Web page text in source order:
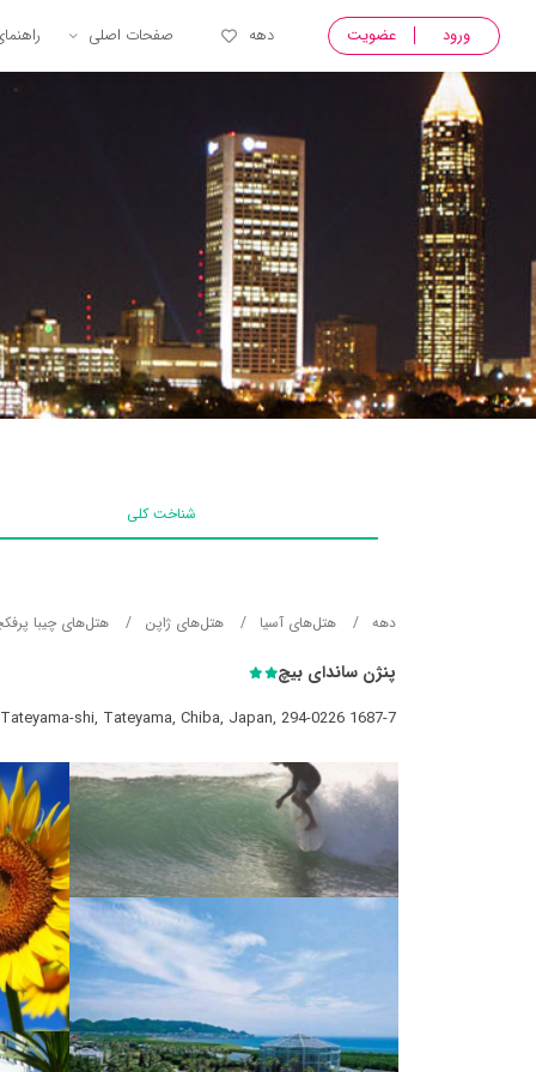
ورود عضویت دهه صفحات اصلی
شناخت کلی
دهه هتل‌های آسيا هتل‌های ژاپن هتل‌های چیبا
پنژن ساندای بیچ
1687-7 Inuishi, Tateyama-shi, Tateyama, Chiba, Japan, 294-0226